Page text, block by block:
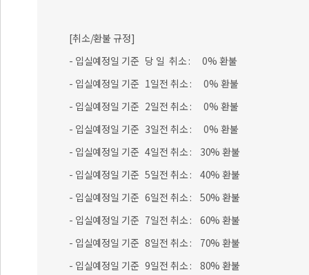
[취소/환불 규정]
- 입실예정일 기준 당 일 취소 : 0% 환불
- 입실예정일 기준 1일전 취소 : 0% 환불
- 입실예정일 기준 2일전 취소 : 0% 환불
- 입실예정일 기준 3일전 취소 : 0% 환불
- 입실예정일 기준 4일전 취소 : 30% 환불
- 입실예정일 기준 5일전 취소 : 40% 환불
- 입실예정일 기준 6일전 취소 : 50% 환불
- 입실예정일 기준 7일전 취소 : 60% 환불
- 입실예정일 기준 8일전 취소 : 70% 환불
- 입실예정일 기준 9일전 취소 : 80% 환불